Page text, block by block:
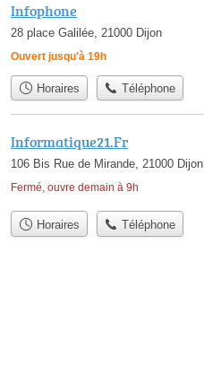
Infophone
28 place Galilée, 21000 Dijon
Ouvert jusqu'à 19h
Horaires Téléphone
Informatique21.Fr
106 Bis Rue de Mirande, 21000 Dijon
Fermé, ouvre demain à 9h
Horaires Téléphone